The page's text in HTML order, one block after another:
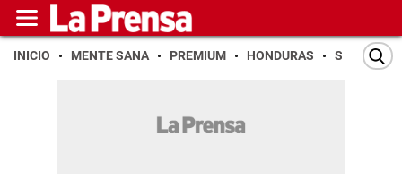
INICIO MENTE SANA PREMIUM HONDURAS SAN PEDRO